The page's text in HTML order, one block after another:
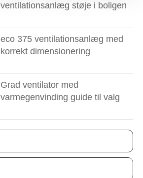
ventilationsanlæg støje i boligen
eco 375 ventilationsanlæg med
korrekt dimensionering
Grad ventilator med
varmegenvinding guide til valg